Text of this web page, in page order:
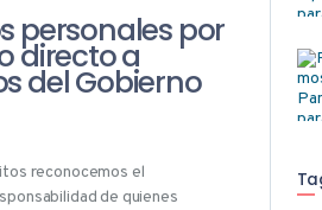
personales por
directo a
del Gobierno
reconocemos el
de quienes